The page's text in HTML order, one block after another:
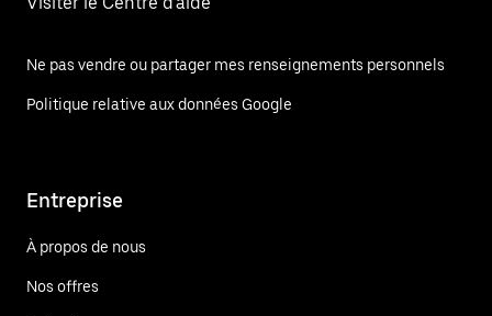
Ne pas vendre ou partager mes renseignements personnels
Politique relative aux données Google
Entreprise
À propos de nous
Nos offres